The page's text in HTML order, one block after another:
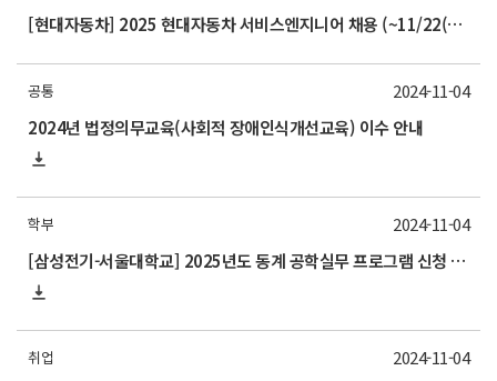
[현대자동차] 2025 현대자동차 서비스엔지니어 채용 (~11/22(금) 17시까지)
공통
2024년 법정의무교육(사회적 장애인식개선교육) 이수 안내
2024-11-04
학부
[삼성전기-서울대학교] 2025년도 동계 공학실무 프로그램 신청 안내(11/21 목요일까지)
2024-11-04
취업 2024-11-04